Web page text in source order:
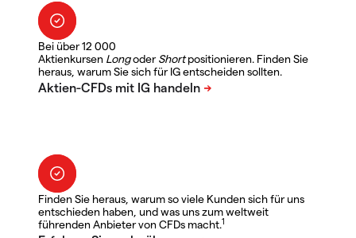
Bei über 12 000
Aktienkursen LongoderShortpositionieren. Finden Sie
heraus, warum Sie sich für IG entscheiden sollten.
Finden Sie heraus, warum so viele Kunden sich für uns
entschieden haben, und was uns zum weltweit
führenden Anbieter von CFDs macht.1